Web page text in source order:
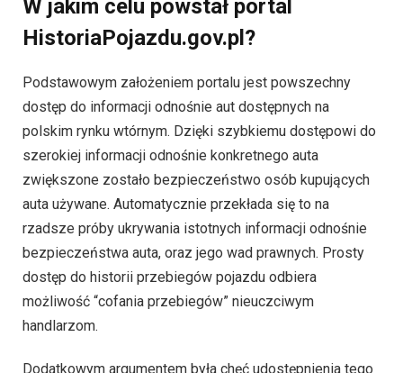
W jakim celu powstał portal
HistoriaPojazdu.gov.pl?
Podstawowym założeniem portalu jest powszechny
dostęp do informacji odnośnie aut dostępnych na
polskim rynku wtórnym. Dzięki szybkiemu dostępowi do
szerokiej informacji odnośnie konkretnego auta
zwiększone zostało bezpieczeństwo osób kupujących
auta używane. Automatycznie przekłada się to na
rzadsze próby ukrywania istotnych informacji odnośnie
bezpieczeństwa auta, oraz jego wad prawnych. Prosty
dostęp do historii przebiegów pojazdu odbiera
możliwość “cofania przebiegów” nieuczciwym
handlarzom.
Dodatkowym argumentem była chęć udostępnienia tego